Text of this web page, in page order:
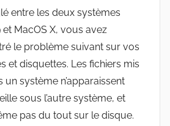
entre les deux systèmes
et MacOS X, vous avez
le problème suivant sur vos
et disquettes. Les fichiers mis
système n’apparaissent
sous l’autre système, et
pas du tout sur le disque.